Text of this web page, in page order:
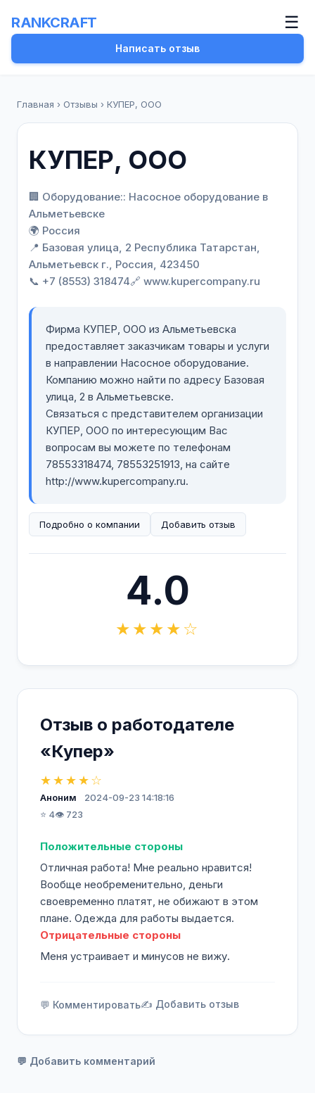
RANKCRAFT ☰
Написать отзыв
Главная › Отзывы › КУПЕР, ООО
КУПЕР, ООО
🏢 Оборудование:: Насосное оборудование в
Альметьевске
🌍 Россия
📍 Базовая улица, 2 Республика Татарстан,
Альметьевск г., Россия, 423450
📞 +7 (8553) 318474🔗 www.kupercompany.ru
Фирма КУПЕР, ООО из Альметьевска
предоставляет заказчикам товары и услуги
в направлении Насосное оборудование.
Компанию можно найти по адресу Базовая
улица, 2 в Альметьевске.
Связаться с представителем организации
КУПЕР, ООО по интересующим Вас
вопросам вы можете по телефонам
78553318474, 78553251913, на сайте
http://www.kupercompany.ru.
Подробно о компании Добавить отзыв
4.0
★★★★☆
Отзыв о работодателе
«Купер»
★★★★☆
Аноним
2024-09-23 14:18:16
⭐ 4👁️ 723
Положительные стороны
Отличная работа! Мне реально нравится!
Вообще необременительно, деньги
своевременно платят, не обижают в этом
плане. Одежда для работы выдается.
Отрицательные стороны
Меня устраивает и минусов не вижу.
💬 Комментировать✍️ Добавить отзыв
💬 Добавить комментарий